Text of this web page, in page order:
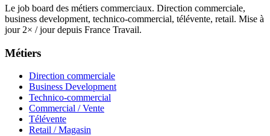
Le job board des métiers commerciaux. Direction commerciale,
business development, technico-commercial, télévente, retail. Mise à
jour 2× / jour depuis France Travail.
Métiers
Direction commerciale
Business Development
Technico-commercial
Commercial / Vente
Télévente
Retail / Magasin